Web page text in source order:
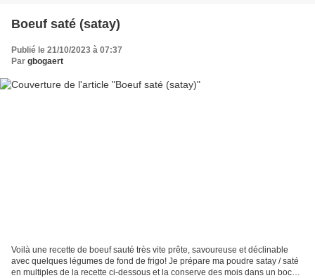
Boeuf saté (satay)
Publié le 21/10/2023 à 07:37
Par gbogaert
Voilà une recette de boeuf sauté très vite prête, savoureuse et déclinable
avec quelques légumes de fond de frigo! Je prépare ma poudre satay / saté
en multiples de la recette ci-dessous et la conserve des mois dans un bocal